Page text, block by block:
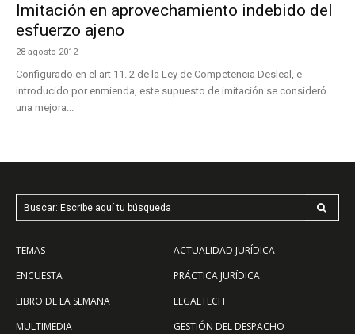
Imitación en aprovechamiento indebido del
esfuerzo ajeno
28 agosto 2012
Configurado en el art 11. 2 de la Ley de Competencia Desleal, e
introducido por enmienda, este supuesto de imitación se consideró
una mejora...
Buscar: Escribe aquí tu búsqueda
TEMAS
ENCUESTA
LIBRO DE LA SEMANA
MULTIMEDIA
ACTUALIDAD JURÍDICA
PRÁCTICA JURÍDICA
LEGALTECH
GESTIÓN DEL DESPACHO